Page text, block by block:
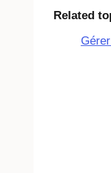
Related